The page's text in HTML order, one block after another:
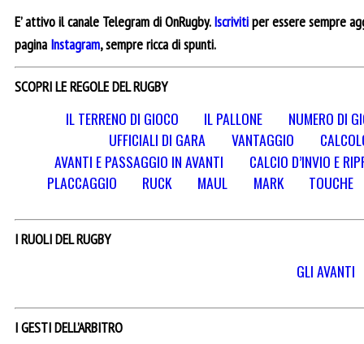
E’ attivo il canale Telegram di OnRugby.Iscrivitiper essere sempre
pagina Instagram, sempre ricca di spunti.
SCOPRI LE REGOLE DEL RUGBY
IL TERRENO DI GIOCO IL PALLONE
NUMERO DI
UFFICIALI DI GARA
VANTAGGIO
AVANTI E PASSAGGIO IN AVANTI
CALCIO D’INVIO E
PLACCAGGIO
RUCK MAUL MARK TOUCHE
I RUOLI DEL RUGBY
GLI AVANTI
I GESTI DELL’ARBITRO